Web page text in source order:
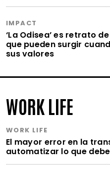
IMPACT
‘La Odisea’ es retrato
que pueden surgir
sus valores
WORK LIFE
WORK LIFE
El mayor error en la
automatizar lo que